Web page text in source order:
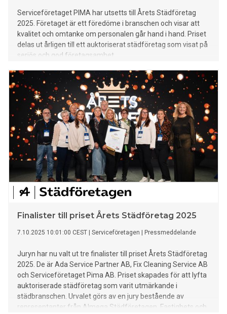
Serviceföretaget PIMA har utsetts till Årets Städföretag
2025. Företaget är ett föredöme i branschen och visar att
kvalitet och omtanke om personalen går hand i hand. Priset
delas ut årligen till ett auktoriserat städföretag som visat på
seriös och god företagsamhet.
Finalister till priset Årets Städföretag 2025
7.10.2025 10:01:00 CEST Serviceföretagen Pressmeddelande
Juryn har nu valt ut tre finalister till priset Årets Städföretag
2025. De är Ada Service Partner AB, Fix Cleaning Service AB
och Serviceföretaget Pima AB. Priset skapades för att lyfta
auktoriserade städföretag som varit utmärkande i
städbranschen. Urvalet görs av en jury bestående av
representanter från Almega Städföretagen, Fastighets och